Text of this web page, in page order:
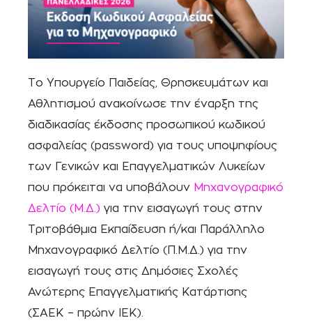
Το Υπουργείο Παιδείας, Θρησκευμάτων και
Αθλητισμού ανακοίνωσε την έναρξη της
διαδικασίας έκδοσης προσωπικού κωδικού
ασφαλείας (password) για τους υποψηφίους
των Γενικών και Επαγγελματικών Λυκείων
που πρόκειται να υποβάλουν Μηχανογραφικό
Δελτίο (Μ.Δ.) για την εισαγωγή τους στην
Τριτοβάθμια Εκπαίδευση ή/και Παράλληλο
Μηχανογραφικό Δελτίο (Π.Μ.Δ.) για την
εισαγωγή τους στις Δημόσιες Σχολές
Ανώτερης Επαγγελματικής Κατάρτισης
(ΣΑΕΚ – πρώην ΙΕΚ).